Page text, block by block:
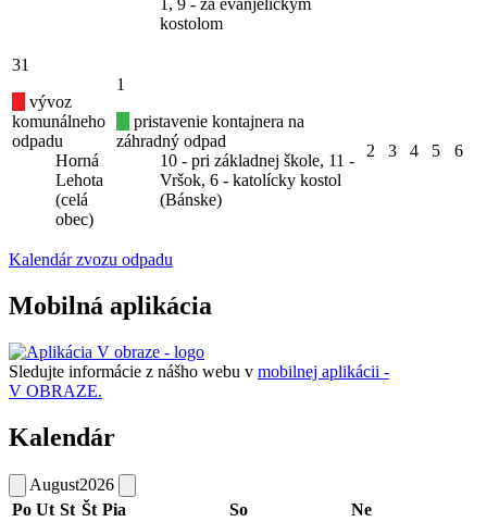
1, 9 - za evanjelickým
kostolom
31
vývoz
komunálneho
odpadu
Horná
Lehota
(celá
obec)
1
pristavenie kontajnera na
záhradný odpad
10 - pri základnej škole, 11 -
Vršok, 6 - katolícky kostol
(Bánske)
2 3 4 5 6
Kalendár zvozu odpadu
Mobilná aplikácia
Sledujte informácie z nášho webu v mobilnej aplikácii -
V OBRAZE.
Kalendár
August2026
Po Ut St Št Pia So Ne